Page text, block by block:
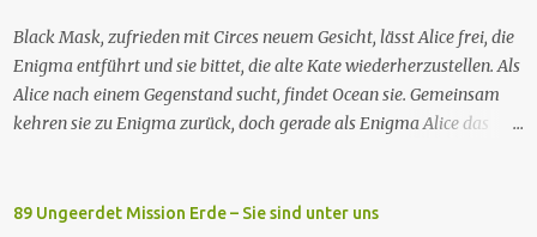
Deutschsprachige Erstausstrahlung der HD-restaurierten Fassung
im Pay-TV (Syfy) 17. Jan. 2013 Raumschiff Enterprise – Das nächste
Jahrhundert spielt im 24. Jahrhundert und erzählt von den
Missionen der Besatzung des Sternenflottenraumschiffs Enterprise-
sozialen und interkulturellen Konflikten und die Hilfe bei
Black Mask, zufrieden mit Circes neuem Gesicht, lässt Alice frei, die
Enigma entführt und sie bittet, die alte Kate wiederherzustellen. Als
Alice nach einem Gegenstand sucht, findet Ocean sie. Gemeinsam
kehren sie zu Enigma zurück, doch gerade als Enigma Alice das
wolle. Währenddessen nehmen zwei GCPd-Beamte Ryan und Luke
89 Ungeerdet Mission Erde – Sie sind unter uns